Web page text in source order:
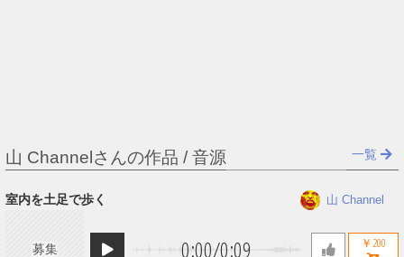
山 Channelさんの作品 / 音源 一覧
募集 0:00/0:09
室内を土足で歩く 山 Channel
￥200